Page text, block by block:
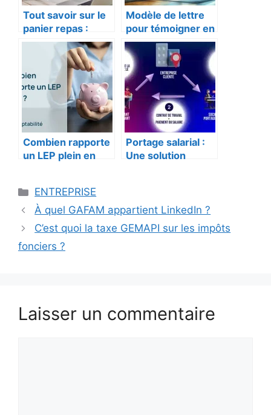
Tout savoir sur le
panier repas :
Idées, avantages
et solutions
pratiques
Modèle de lettre
pour témoigner en
faveur d’un parent
: Guide pratique
Combien rapporte
un LEP plein en
optimiser vos
intérêts
Portage salarial :
Une solution
Catégories
ENTREPRISE
À quel GAFAM appartient LinkedIn ?
C’est quoi la taxe GEMAPI sur les impôts
fonciers ?
Laisser un commentaire